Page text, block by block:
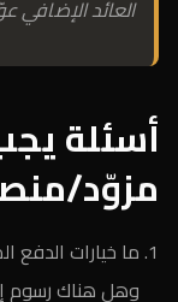
العائد الإضافي
أسئلة
مزوّد/
وهل هناك رسوم